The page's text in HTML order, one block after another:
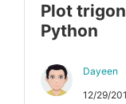
Plot
Python
Dayeen
12/29/